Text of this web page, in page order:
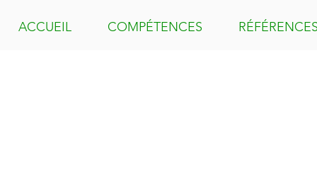
ACCUEIL COMPÉTENCES